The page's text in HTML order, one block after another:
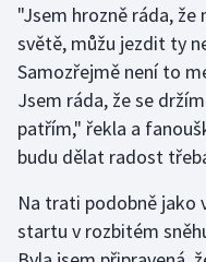
Ragby
Rychlobruslení
Rychlostní kanoistika
Sportovní střelba
"Jsem hrozně ráda,
světě, můžu jezdit ty
Samozřejmě není to
Jsem ráda, že se
patřím," řekla a
budu dělat radost
Na trati podobně jako
startu v rozbitém